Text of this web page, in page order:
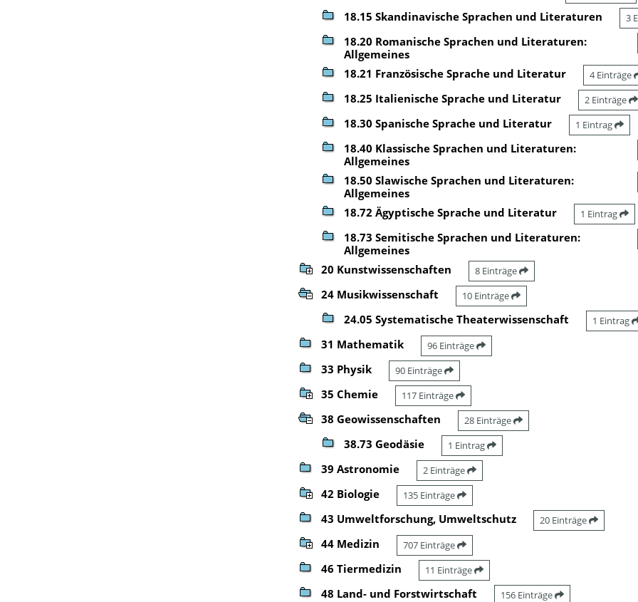
18.15 Skandinavische Sprachen und Literaturen 3
18.20 Romanische Sprachen und Literaturen:
Allgemeines
18.21 Französische Sprache und Literatur 4 Einträge
18.25 Italienische Sprache und Literatur 2 Einträge
18.30 Spanische Sprache und Literatur 1 Eintrag
18.40 Klassische Sprachen und Literaturen:
Allgemeines
18.50 Slawische Sprachen und Literaturen:
Allgemeines
18.72 Ägyptische Sprache und Literatur 1 Eintrag
18.73 Semitische Sprachen und Literaturen:
Allgemeines
20 Kunstwissenschaften 8 Einträge
24 Musikwissenschaft 10 Einträge
24.05 Systematische Theaterwissenschaft 1 Eintrag
31 Mathematik 96 Einträge
33 Physik 90 Einträge
35 Chemie 117 Einträge
38 Geowissenschaften 28 Einträge
38.73 Geodäsie 1 Eintrag
39 Astronomie 2 Einträge
42 Biologie 135 Einträge
43 Umweltforschung, Umweltschutz 20 Einträge
44 Medizin 707 Einträge
46 Tiermedizin 11 Einträge
48 Land- und Forstwirtschaft 156 Einträge